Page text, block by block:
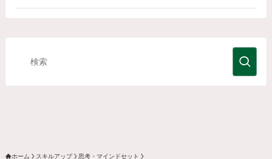
ホーム スキルアップ 思考・マインドセット